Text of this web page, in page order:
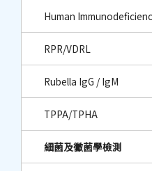
Human
RPR/VDRL
Rubella IgG / IgM
TPPA/TPHA
細菌及黴菌學檢測